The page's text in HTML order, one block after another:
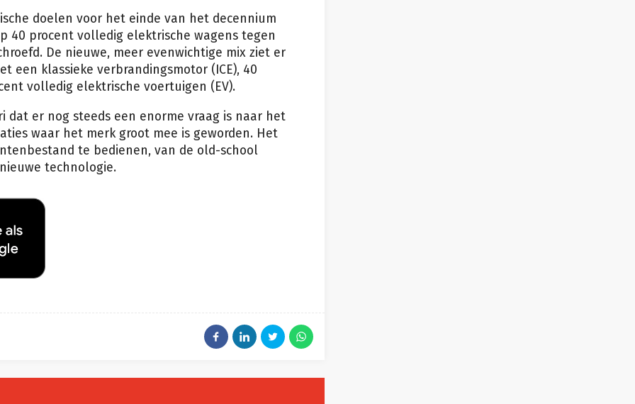
doelen voor het einde van het decennium
40 procent volledig elektrische wagens tegen
De nieuwe, meer evenwichtige mix ziet er
een klassieke verbrandingsmotor (ICE), 40
volledig elektrische voertuigen (EV).
dat er nog steeds een enorme vraag is naar het
waar het merk groot mee is geworden. Het
te bedienen, van de old-school
technologie.